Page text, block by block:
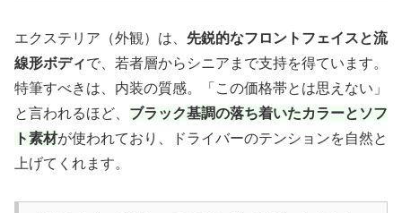
エクステリア（外観）は、 先鋭的なフロントフェイスと流
線形ボディで、若者層からシニアまで支持を得ています。
特筆すべきは、内装の質感。「この価格帯とは思えない」
と言われるほど、 ブラック基調の落ち着いたカラーとソフ
ト素材が使われており、ドライバーのテンションを自然と
上げてくれます。